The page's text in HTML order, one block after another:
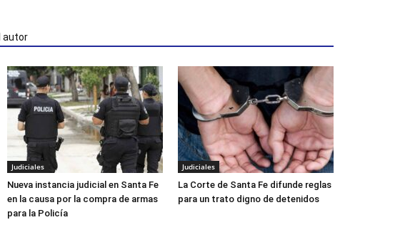
autor
Judiciales
Nueva instancia judicial en Santa Fe
en la causa por la compra de armas
para la Policía
Judiciales
La Corte de Santa Fe difunde reglas
para un trato digno de detenidos